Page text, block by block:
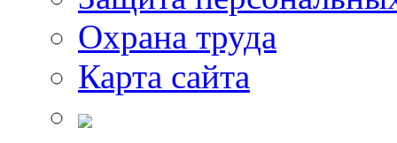
Охрана труда
Карта сайта